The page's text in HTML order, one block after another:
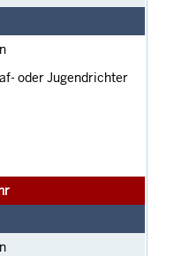
oder Jugendrichter